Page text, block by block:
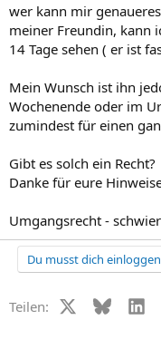
wer kann mir
meiner Freundin, kann
14 Tage sehen ( er ist
Mein Wunsch ist ihn
Wochenende oder im
zumindest für einen
Gibt es solch ein Recht?
Danke für eure
Umgangsrecht -
Du musst dich
Teilen: X (Twitter)
Bluesky